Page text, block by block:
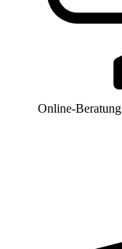
Online-Beratung